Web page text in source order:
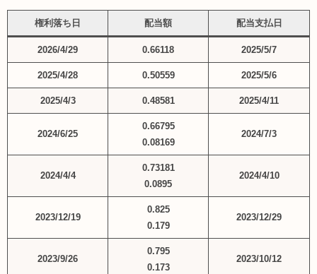
権利落ち日 配当額 配当支払日
2026/4/29 0.66118 2025/5/7
2025/4/28 0.50559 2025/5/6
2025/4/3 0.48581 2025/4/11
2024/6/25
0.66795
0.08169
2024/7/3
2024/4/4
0.73181
0.0895
2024/4/10
2023/12/19
0.825
0.179
2023/12/29
2023/9/26
0.795
0.173
2023/10/12